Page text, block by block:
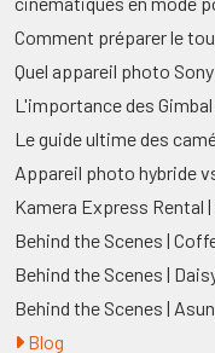
Comment préparer le
Quel appareil photo
L'importance des
Le guide ultime des
Appareil photo hybride
Kamera Express Rental
Behind the Scenes |
Behind the Scenes |
Behind the Scenes |
Blog